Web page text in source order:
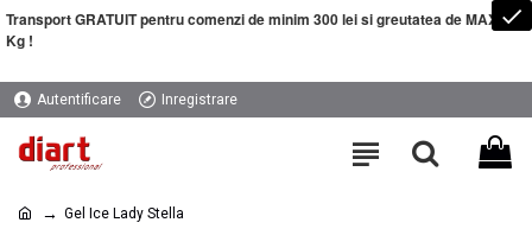
Transport GRATUIT pentru comenzi de minim 300 lei si greutatea de MAXIM 5
Kg !
Autentificare Inregistrare
Gel Ice Lady Stella